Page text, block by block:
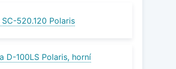
520.120 Polaris
D-100LS Polaris, horní